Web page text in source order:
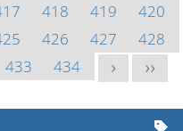
418 419
420
426 427
428
433 434 > >>